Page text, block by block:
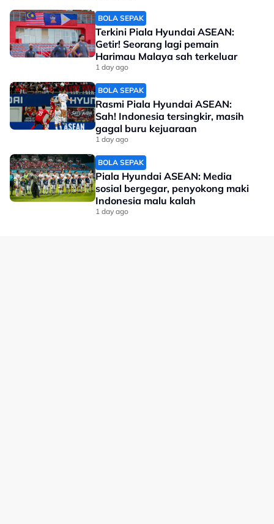
BOLA SEPAK
Terkini Piala Hyundai ASEAN:
Getir! Seorang lagi pemain
Harimau Malaya sah terkeluar
1 day ago
BOLA SEPAK
Rasmi Piala Hyundai ASEAN:
Sah! Indonesia tersingkir, masih
gagal buru kejuaraan
1 day ago
BOLA SEPAK
Piala Hyundai ASEAN: Media
sosial bergegar, penyokong maki
Indonesia malu kalah
1 day ago